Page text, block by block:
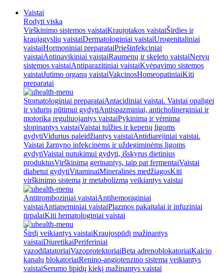
Vaistai
Rodyti viską
Virškinimo sistemos vaistaiKraujotakos vaistaiŠirdies ir
kraujagyslių vaistaiDermatologiniai vaistaiUrogenitaliniai
vaistaiHormoniniai preparataiPriešinfekciniai
vaistaiAntinavikiniai vaistaiRaumenų ir skeleto vaistaiNervų
sistemos vaistaiAntiparazitiniai vaistaiKvėpavimo sistemos
vaistaiJutimo organų vaistaiVakcinosHomeopatiniaiKiti
preparatai
Stomatologiniai preparataiAntacidiniai vaistai. Vaistai opaligei
ir vidurių pūtimui gydytiAntispazminiai, anticholinerginiai ir
motoriką reguliuojantys vaistaiPykinimą ir vėmimą
slopinantys vaistaiVaistai tulžies ir kepenų ligoms
gydytiVidurius paleidžiantys vaistaiAntidiarėjiniai vaistai.
Vaistai žarnyno infekcinėms ir uždegiminėms ligoms
gydytiVaistai nutukimui gydyti, išskyrus dietinius
produktusVirškinimą gerinantys, taip pat fermentaiVaistai
diabetui gydytiVitaminaiMineralinės medžiagosKiti
virškinimo sistemą ir metabolizmą veikiantys vaistai
Antitromboziniai vaistaiAntihemoraginiai
vaistaiAntianeminiai vaistaiPlazmos pakaitalai ir infuziniai
tirpalaiKiti hematologiniai vaistai
Širdį veikiantys vaistaiKraujospūdį mažinantys
vaistaiDiuretikaiPeriferiniai
vazodilatatoriaiVazoprotektoriaiBeta adrenoblokatoriaiKalcio
kanalų blokatoriaiRenino-angiotenzino sistemą veikiantys
vaistaiSerumo lipidų kiekį mažinantys vaistai